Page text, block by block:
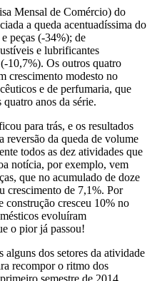
Mensal de Comércio) do
a queda acentuadíssima do
peças (-34%); de
e lubrificantes
10,7%). Os outros quatro
crescimento modesto no
e de perfumaria, que
anos da série.
para trás, e os resultados
reversão da queda de volume
todos as dez atividades que
notícia, por exemplo, vem
que no acumulado de doze
crescimento de 7,1%. Por
construção cresceu 10% no
evoluíram
o pior já passou!
dos setores da atividade
recompor o ritmo dos
semestre de 2014.